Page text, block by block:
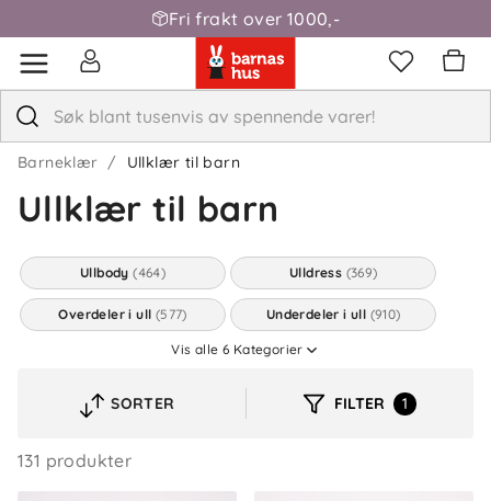
Fri frakt over 1000,-
Barneklær Ullklær til barn
Ullklær til barn
Ullbody (464) Ulldress (369)
Overdeler i ull (577) Underdeler i ull (910)
(846) Mellomlagsull
Vis alle 6 Kategorier
SORTER FILTER 1
131 produkter